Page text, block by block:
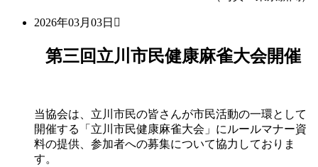
2026年03月03日
第三回立川市民健康麻雀大会開催
当協会は、立川市民の皆さんが市民活動の一環として
開催する「立川市民健康麻雀大会」にルールマナー資
料の提供、参加者への募集について協力しておりま
す。